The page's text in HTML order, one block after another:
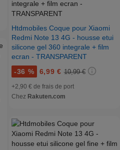
Htdmobiles Coque pour Xiaomi
Redmi Note 13 4G - housse etui
silicone gel 360 integrale + film
ecran - TRANSPARENT
-36 % 6,99 € 10,99 €
+2,90 € de frais de port
Chez Rakuten.com